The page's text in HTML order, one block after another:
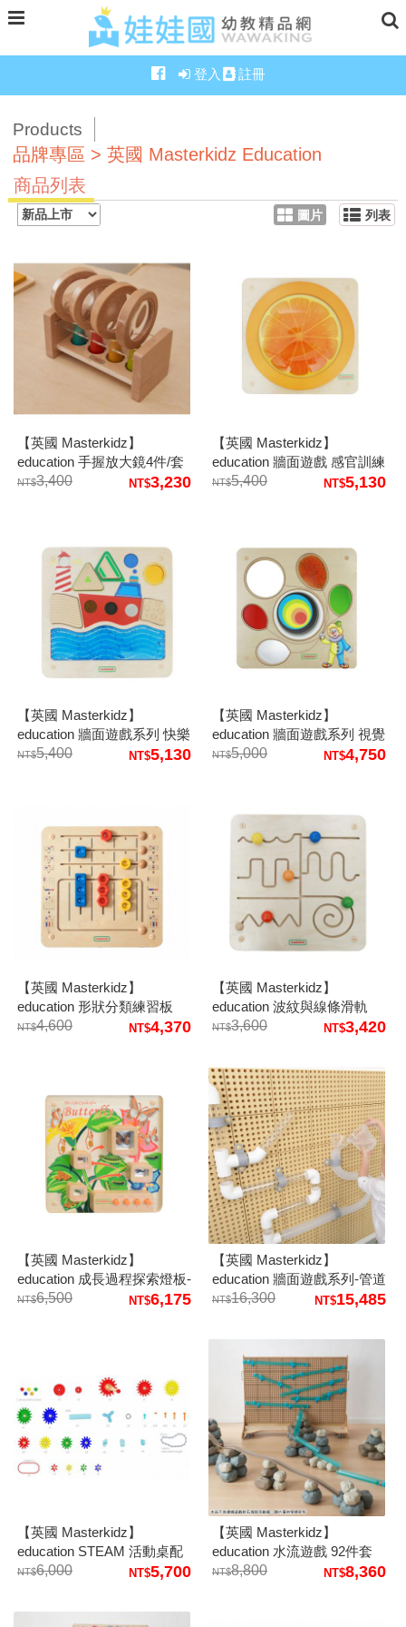
登入 註冊
Products
品牌專區 > 英國 Masterkidz Education
商品列表
圖片 列表
【英國 Masterkidz】
education 手握放大鏡4件/套
3,400
3,230
【英國 Masterkidz】
education 牆面遊戲 感官訓練
流體橙片
5,400 5,130
【英國 Masterkidz】
education 牆面遊戲系列 快樂
航行感官板
5,400 5,130
【英國 Masterkidz】
education 牆面遊戲系列 視覺
感官-氣球
5,000 4,750
【英國 Masterkidz】
education 形狀分類練習板
4,600
4,370
【英國 Masterkidz】
education 波紋與線條滑軌
3,600
3,420
【英國 Masterkidz】
education 成長過程探索燈板-
蝴蝶6,500 6,175
【英國 Masterkidz】
education 牆面遊戲系列-管道
工匠123件套
16,300 15,485
【英國 Masterkidz】
education STEAM 活動桌配
件套組
6,000 5,700
【英國 Masterkidz】
education 水流遊戲 92件套
8,800
8,360